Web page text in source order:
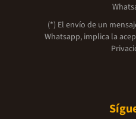
(*) El envío de un
Whatsapp, implica la